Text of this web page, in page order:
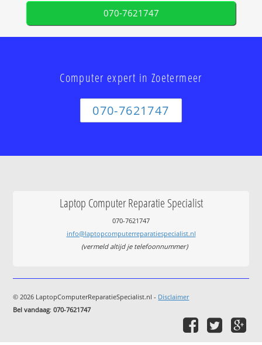
070-7621747
Computer expert in Zoetermeer
070-7621747
Laptop Computer Reparatie Specialist
070-7621747
info@laptopcomputerreparatiespecialist.nl
(vermeld altijd je telefoonnummer)
© 2026 LaptopComputerReparatieSpecialist.nl - Disclaimer
Bel vandaag:070-7621747